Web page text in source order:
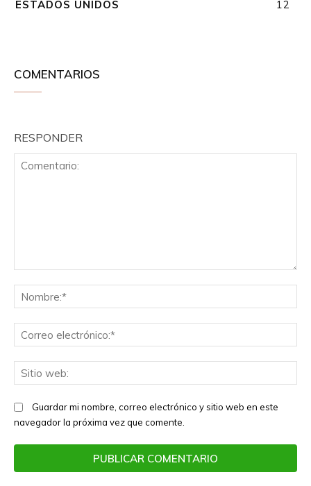
ESTADOS UNIDOS
12
COMENTARIOS
RESPONDER
Guardar mi nombre, correo electrónico y sitio web en este
navegador la próxima vez que comente.